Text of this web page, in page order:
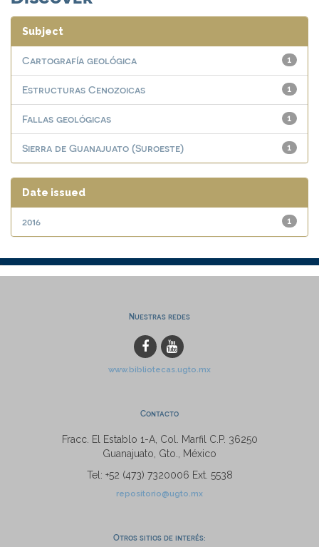
Subject
1
Cartografía geológica
1
Estructuras Cenozoicas
1
Fallas geológicas
1
Sierra de Guanajuato (Suroeste)
Date issued
1
2016
Nuestras redes
www.bibliotecas.ugto.mx
Contacto
Fracc. El Establo 1-A, Col. Marfil C.P. 36250
Guanajuato, Gto., México
Tel: +52 (473) 7320006 Ext. 5538
repositorio@ugto.mx
Otros sitios de interés: